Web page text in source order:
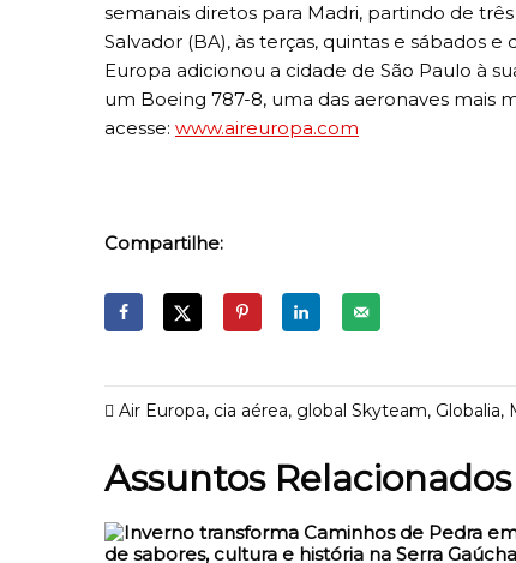
semanais diretos para Madri, partindo de
Salvador (BA), às terças, quintas e sábados
Europa adicionou a cidade de São Paulo à
um Boeing 787-8, uma das aeronaves mais
acesse: www.aireuropa.com
Compartilhe:
Air Europa, cia aérea, global Skyteam, Globalia,
Assuntos Relacionados